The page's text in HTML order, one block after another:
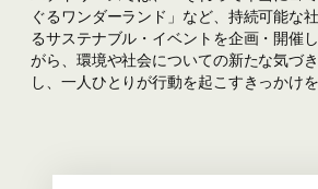
ぐるワンダーランド」など、持続可能な
るサステナブル・イベントを企画・開催
がら、環境や社会についての新たな気づ
し、一人ひとりが行動を起こすきっかけを